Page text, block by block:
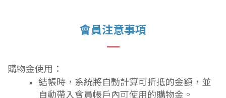
會員注意事項
購物金使用：
結帳時，系統將自動計算可折抵的金額，並
自動帶入會員帳戶內可使用的購物金。